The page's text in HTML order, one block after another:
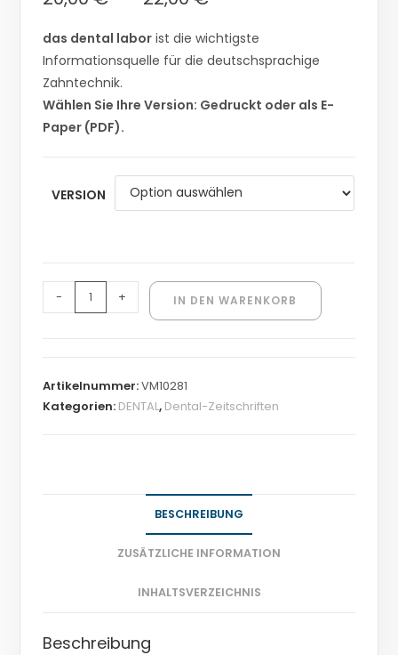
das dental labor ist die wichtigste
Informationsquelle für die deutschsprachige
Zahntechnik.
Wählen Sie Ihre Version: Gedruckt oder als E-
Paper (PDF).
VERSION
- + IN DEN WARENKORB
Artikelnummer:VM10281
Kategorien: DENTAL, Dental-Zeitschriften
BESCHREIBUNG
ZUSÄTZLICHE INFORMATION
INHALTSVERZEICHNIS
Beschreibung